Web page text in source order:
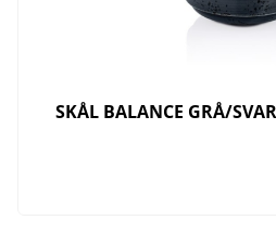
SKÅL BALANCE GRÅ/